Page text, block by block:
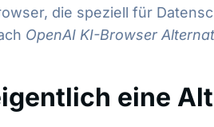
die speziell für
OpenAI KI-Browser
eine